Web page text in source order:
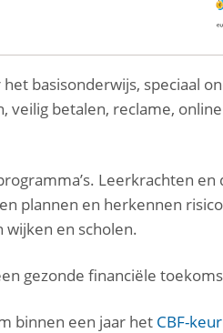
basisonderwijs, speciaal
veilig betalen, reclame, online
Leerkrachten en
plannen en herkennen
wijken en scholen.
gezonde financiële
binnen een jaar het CBF-